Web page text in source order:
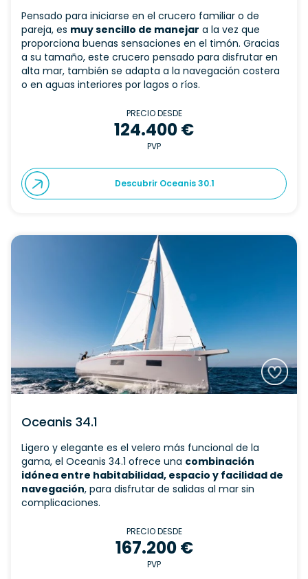
Pensado para iniciarse en el crucero familiar o de
pareja, es muy sencillo de manejar a la vez que
proporciona buenas sensaciones en el timón. Gracias
a su tamaño, este crucero pensado para disfrutar en
alta mar, también se adapta a la navegación costera
o en aguas interiores por lagos o ríos.
PRECIO DESDE
124.400 €
PVP
Descubrir Oceanis 30.1
Oceanis 34.1
Ligero y elegante es el velero más funcional de la
gama, el Oceanis 34.1 ofrece una combinación
idónea entre habitabilidad, espacio y facilidad de
navegación, para disfrutar de salidas al mar sin
complicaciones.
PRECIO DESDE
167.200 €
PVP